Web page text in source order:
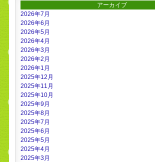
アーカイブ
2026年7月
2026年6月
2026年5月
2026年4月
2026年3月
2026年2月
2026年1月
2025年12月
2025年11月
2025年10月
2025年9月
2025年8月
2025年7月
2025年6月
2025年5月
2025年4月
2025年3月